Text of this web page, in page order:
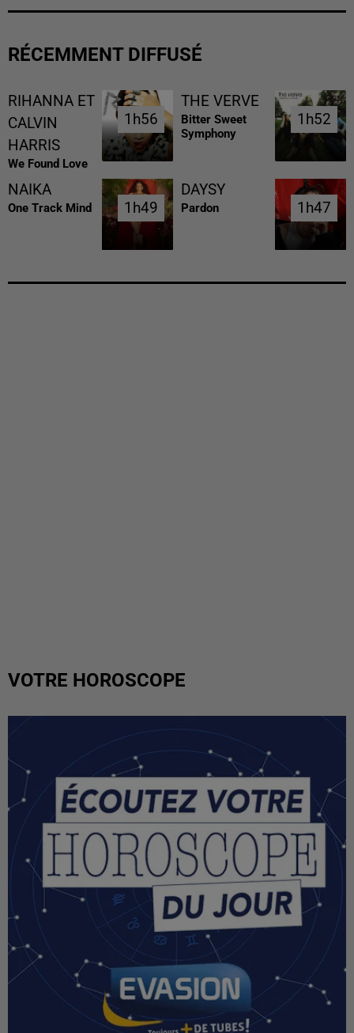
RÉCEMMENT DIFFUSÉ
RIHANNA ET
CALVIN
HARRIS
We Found Love
1h56
1h56
THE VERVE
Bitter Sweet
Symphony
1h52
1h52
NAIKA
One Track Mind 1h49
1h49
DAYSY
Pardon 1h47
1h47
VOTRE HOROSCOPE